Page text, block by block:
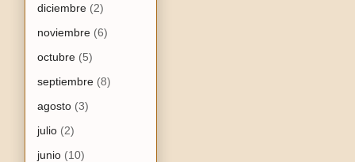
diciembre (2)
noviembre (6)
octubre (5)
septiembre (8)
agosto (3)
julio (2)
junio (10)